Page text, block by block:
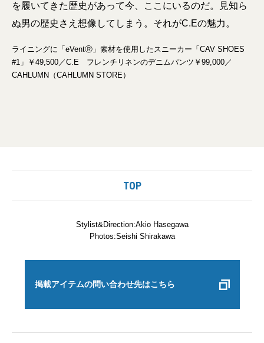
を履いてきた歴史があって今、ここにいるのだ。見知ら
ぬ男の歴史さえ想像してしまう。それがC.Eの魅力。
ライニングに「eVentⓇ」素材を使用したスニーカー「CAV SHOES
#1」￥49,500／C.E フレンチリネンのデニムパンツ￥99,000／
CAHLUMN（CAHLUMN STORE）
TOP
Stylist&Direction:Akio Hasegawa
Photos:Seishi Shirakawa
掲載アイテムの問い合わせ先はこちら